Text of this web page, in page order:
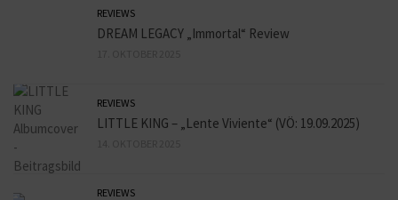
REVIEWS
DREAM LEGACY „Immortal“ Review
REVIEWS
LITTLE KING – „Lente Viviente“ (VÖ: 19.09.2025)
REVIEWS